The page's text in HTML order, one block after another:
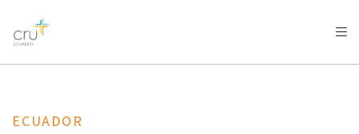
AFRICA
AMERICA / CARIBBEAN
OCEANIA
ECUADOR